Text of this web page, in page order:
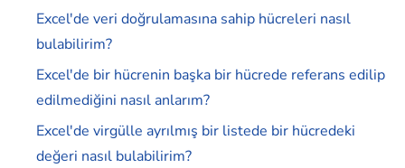
Excel'de veri doğrulamasına sahip hücreleri nasıl
bulabilirim?
Excel'de bir hücrenin başka bir hücrede referans edilip
edilmediğini nasıl anlarım?
Excel'de virgülle ayrılmış bir listede bir hücredeki
değeri nasıl bulabilirim?